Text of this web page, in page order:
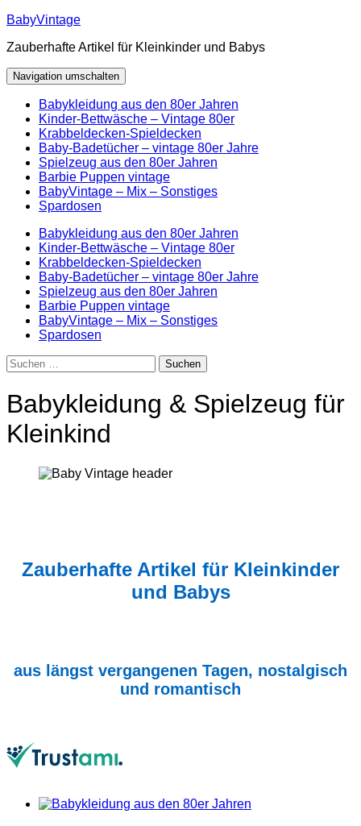
Zum
springen
BabyVintage
Zauberhafte Artikel für Kleinkinder und Babys
Navigation umschalten
Babykleidung aus den 80er Jahren
Kinder-Bettwäsche – Vintage 80er
Krabbeldecken-Spieldecken
Baby-Badetücher – vintage 80er Jahre
Spielzeug aus den 80er Jahren
Barbie Puppen vintage
BabyVintage – Mix – Sonstiges
Spardosen
Babykleidung aus den 80er Jahren
Kinder-Bettwäsche – Vintage 80er
Krabbeldecken-Spieldecken
Baby-Badetücher – vintage 80er Jahre
Spielzeug aus den 80er Jahren
Barbie Puppen vintage
BabyVintage – Mix – Sonstiges
Spardosen
Suchen
nach:
Babykleidung & Spielzeug für
Kleinkind
Zauberhafte Artikel für Kleinkinder
und Babys
aus längst vergangenen Tagen, nostalgisch
und romantisch